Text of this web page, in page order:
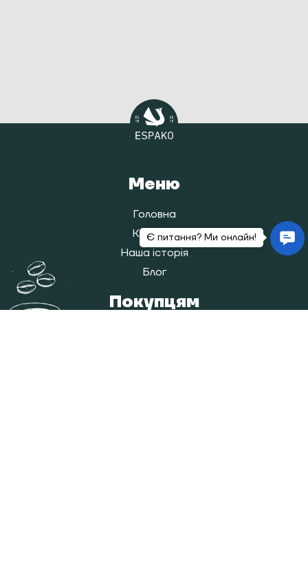
Меню
Головна
Каталог
Наша історія
Блог
Покупцям